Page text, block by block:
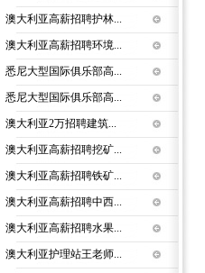
澳大利亚高薪招聘护林...
澳大利亚高薪招聘环境...
悉尼大型国际俱乐部高...
悉尼大型国际俱乐部高...
澳大利亚2万招聘建筑...
澳大利亚高薪招聘挖矿...
澳大利亚高薪招聘铁矿...
澳大利亚高薪招聘中西...
澳大利亚高薪招聘水果...
澳大利亚护理站王老师...